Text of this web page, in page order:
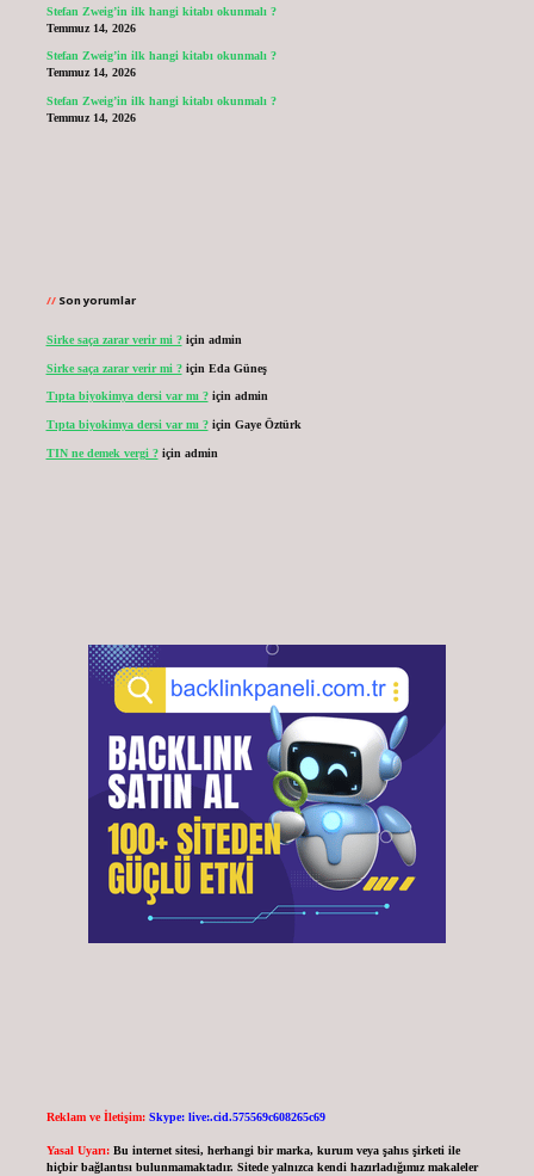
Stefan Zweig’in ilk hangi kitabı okunmalı ?
Temmuz 14, 2026
Stefan Zweig’in ilk hangi kitabı okunmalı ?
Temmuz 14, 2026
Stefan Zweig’in ilk hangi kitabı okunmalı ?
Temmuz 14, 2026
Son yorumlar
Sirke saça zarar verir mi ?için admin
Sirke saça zarar verir mi ?için Eda Güneş
Tıpta biyokimya dersi var mı ?için admin
Tıpta biyokimya dersi var mı ?için Gaye Öztürk
TIN ne demek vergi ?için admin
Reklam ve İletişim: Skype: live:.cid.575569c608265c69
Yasal Uyarı: Bu internet sitesi, herhangi bir marka, kurum veya şahıs şirketi ile
hiçbir bağlantısı bulunmamaktadır. Sitede yalnızca kendi hazırladığımız makaleler